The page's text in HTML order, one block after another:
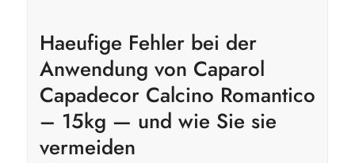
Haeufige Fehler bei der
Anwendung von Caparol
Capadecor Calcino Romantico
– 15kg — und wie Sie sie
vermeiden